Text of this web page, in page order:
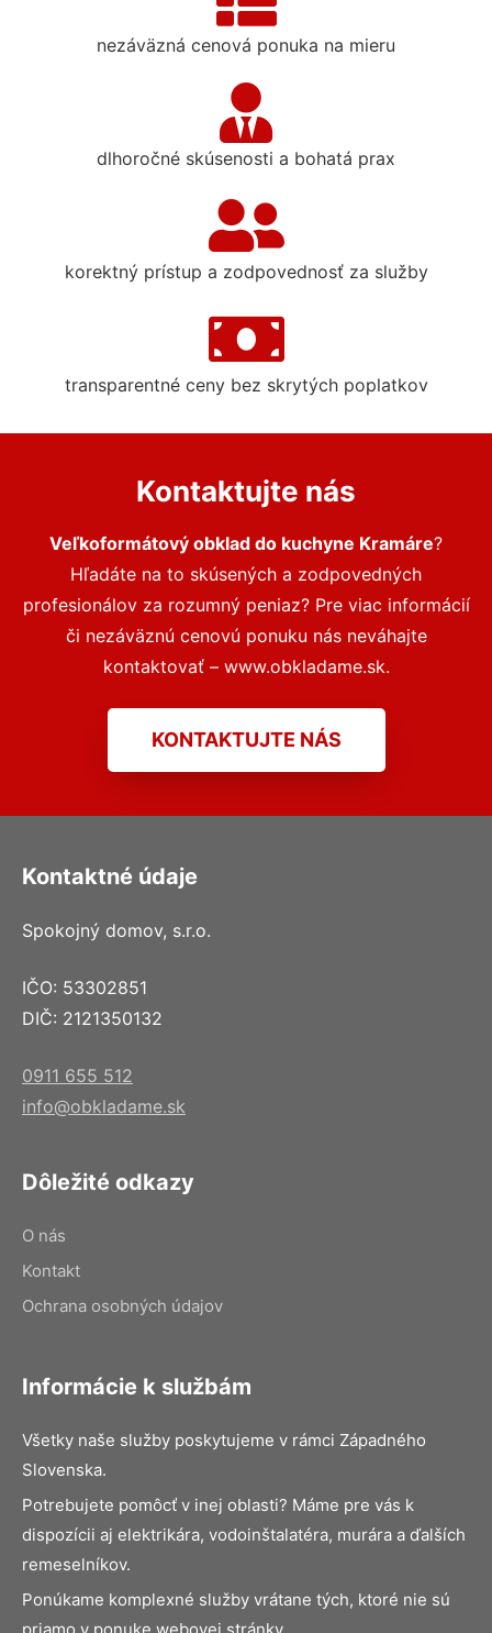
nezáväzná cenová ponuka na mieru
dlhoročné skúsenosti a bohatá prax
korektný prístup a zodpovednosť za služby
transparentné ceny bez skrytých poplatkov
Kontaktujte nás
Veľkoformátový obklad do kuchyne Kramáre?
Hľadáte na to skúsených a zodpovedných
profesionálov za rozumný peniaz? Pre viac informácií
či nezáväznú cenovú ponuku nás neváhajte
kontaktovať – www.obkladame.sk.
KONTAKTUJTE NÁS
Kontaktné údaje
Spokojný domov, s.r.o.
IČO: 53302851
DIČ: 2121350132
0911 655 512
info@obkladame.sk
Dôležité odkazy
O nás
Kontakt
Ochrana osobných údajov
Informácie k službám
Všetky naše služby poskytujeme v rámci Západného
Slovenska.
Potrebujete pomôcť v inej oblasti? Máme pre vás k
dispozícii aj elektrikára, vodoinštalatéra, murára a ďalších
remeselníkov.
Ponúkame komplexné služby vrátane tých, ktoré nie sú